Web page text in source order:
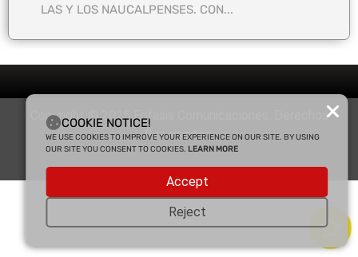
LAS Y LOS NAUCALPENSES. CON...
Copyright © 2025 Enfasis Comunicaciones. Derechos
Reservados.
COOKIE NOTICE!
WE USE COOKIES TO IMPROVE YOUR EXPERIENCE ON OUR SITE. BY USING
OUR SITE YOU CONSENT TO COOKIES. LEARN MORE
Accept
Reject